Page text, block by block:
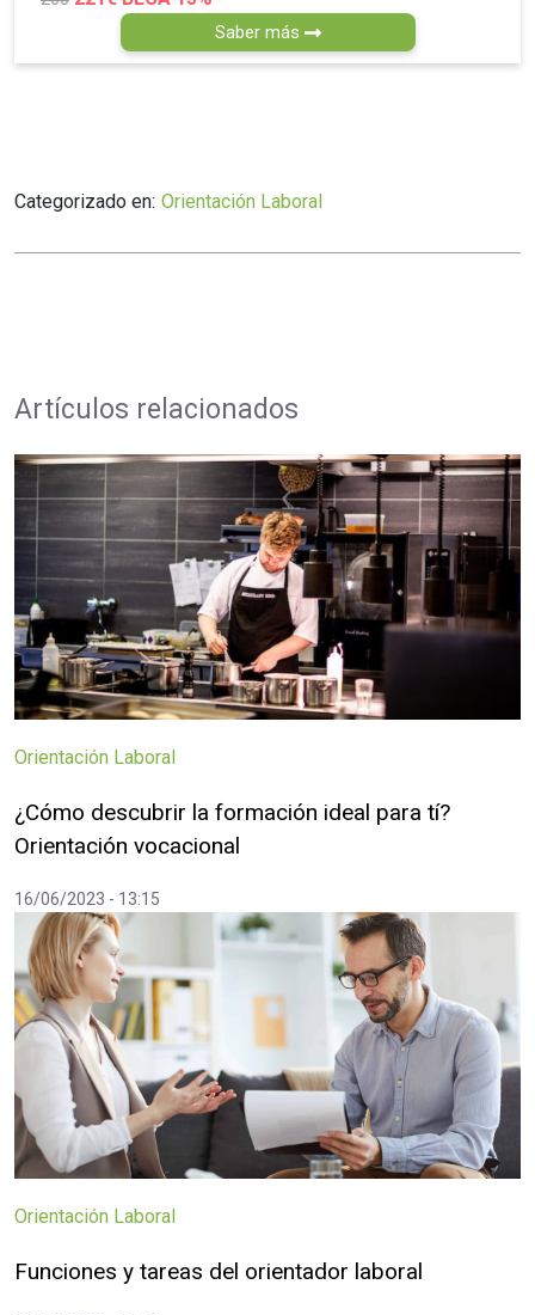
Saber más
Categorizado en: Orientación Laboral
Artículos relacionados
Orientación Laboral
¿Cómo descubrir la formación ideal para tí?
Orientación vocacional
16/06/2023 - 13:15
Orientación Laboral
Funciones y tareas del orientador laboral